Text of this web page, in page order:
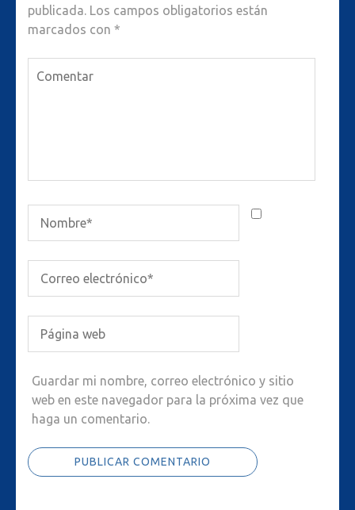
publicada. Los campos obligatorios están
marcados con *
Guardar mi nombre, correo electrónico y sitio
web en este navegador para la próxima vez que
haga un comentario.